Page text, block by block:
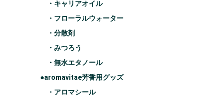
・キャリアオイル
・フローラルウォーター
・分散剤
・みつろう
・無水エタノール
●aromavitae芳香用グッズ
・アロマシール